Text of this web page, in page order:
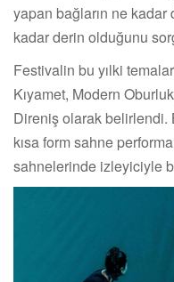
yapan bağların ne kadar
kadar derin olduğunu
Festivalin bu yılki
Kıyamet, Modern
Direniş olarak belirlendi.
kısa form sahne
sahnelerinde izleyiciyle